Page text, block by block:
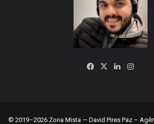
Facebook
X LinkedinInstagram
© 2019–2026 Zona Mista — David Pires Paz –